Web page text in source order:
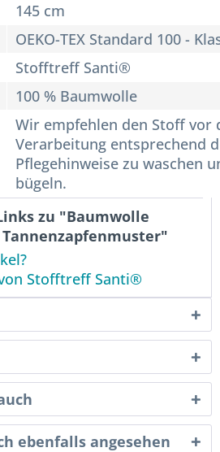
145 cm
OEKO-TEX Standard 100 -
Stofftreff Santi®
100 % Baumwolle
Wir empfehlen den Stoff vor
Verarbeitung entsprechend
Pflegehinweise zu waschen
bügeln.
zu "Baumwolle
Stofftreff Santi®
ebenfalls angesehen